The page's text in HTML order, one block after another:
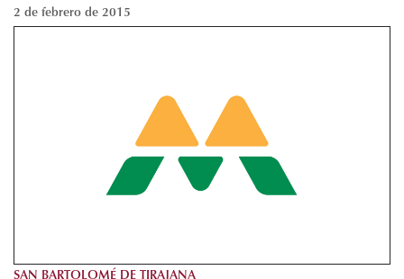
2 de febrero de 2015
SAN BARTOLOMÉ DE TIRAJANA